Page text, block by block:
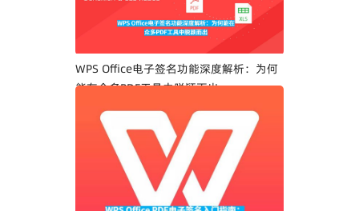
WPS Office电子签名功能深度解析：为何
能在众多PDF工具中脱颖而出